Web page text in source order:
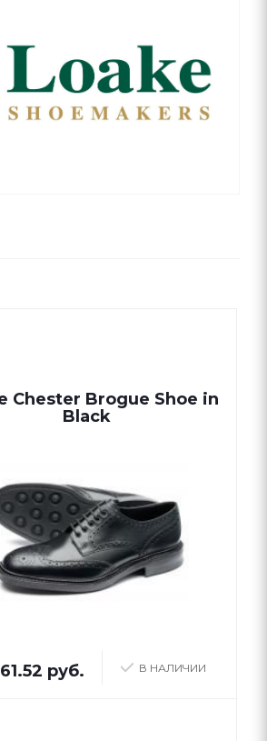
Chester Brogue Shoe in
Black
В НАЛИЧИИ
руб.